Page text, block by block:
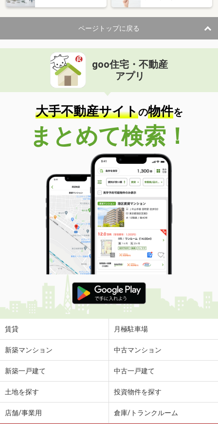
ページトップに戻る
goo住宅・不動産
アプリ
大手不動産サイトの物件を
まとめて検索！
賃貸 月極駐車場
新築マンション 中古マンション
新築一戸建て 中古一戸建て
土地を探す 投資物件を探す
店舗/事業用 倉庫/トランクルーム